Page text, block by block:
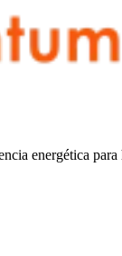
energética